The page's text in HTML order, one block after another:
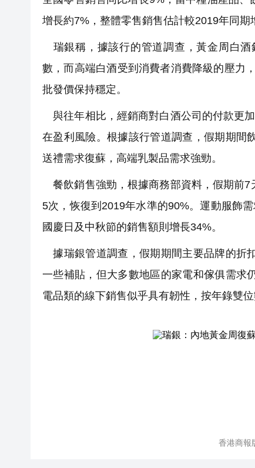
增長約7%，整體零售銷售估計較2019年同期
瑞銀稱，據該行的管道調查，黃金周白酒
數，而高端白酒受到消費者消費降級的壓力
批發價保持穩定。
與往年相比，經銷商對白酒公司的付款更
在盈利風險。根據該行管道調查，假期期間
送禮需求復蘇，高端乳製品需求強勁。
餐飲銷售強勁，根據商務部資料，假期前7
5次，恢復到2019年水準的90%。運動服飾
國慶日及中秋節的銷售額則增長34%。
據瑞銀管道調查，假期期間主要品牌的折
一些補貼，但大多數地區的家電和傢俱需求
電品類的線下銷售似乎具有韌性，按年錄雙位
香港商報